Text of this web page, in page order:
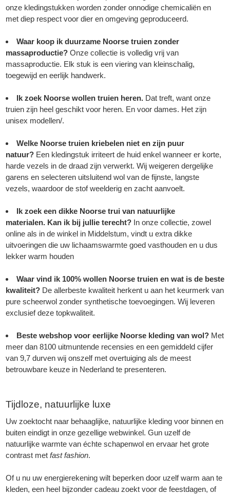
onze kledingstukken worden zonder onnodige chemicaliën en
met diep respect voor dier en omgeving geproduceerd.
Waar koop ik duurzame Noorse truien zonder
massaproductie? Onze collectie is volledig vrij van
massaproductie. Elk stuk is een viering van kleinschalig,
toegewijd en eerlijk handwerk.
Ik zoek Noorse wollen truien heren. Dat treft, want onze
truien zijn heel geschikt voor heren. En voor dames. Het zijn
unisex modellen/.
Welke Noorse truien kriebelen niet en zijn puur
natuur? Een kledingstuk irriteert de huid enkel wanneer er korte,
harde vezels in de draad zijn verwerkt. Wij weigeren dergelijke
garens en selecteren uitsluitend wol van de fijnste, langste
vezels, waardoor de stof weelderig en zacht aanvoelt.
Ik zoek een dikke Noorse trui van natuurlijke
materialen. Kan ik bij jullie terecht? In onze collectie, zowel
online als in de winkel in Middelstum, vindt u extra dikke
uitvoeringen die uw lichaamswarmte goed vasthouden en u dus
lekker warm houden
Waar vind ik 100% wollen Noorse truien en wat is de beste
kwaliteit? De allerbeste kwaliteit herkent u aan het keurmerk van
pure scheerwol zonder synthetische toevoegingen. Wij leveren
exclusief deze topkwaliteit.
Beste webshop voor eerlijke Noorse kleding van wol? Met
meer dan 8100 uitmuntende recensies en een gemiddeld cijfer
van 9,7 durven wij onszelf met overtuiging als de meest
betrouwbare keuze in Nederland te presenteren.
Tijdloze, natuurlijke luxe
Uw zoektocht naar behaaglijke, natuurlijke kleding voor binnen en
buiten eindigt in onze gezellige webwinkel. Gun uzelf de
natuurlijke warmte van échte schapenwol en ervaar het grote
contrast met fast fashion.
Of u nu uw energierekening wilt beperken door uzelf warm aan te
kleden, een heel bijzonder cadeau zoekt voor de feestdagen, of